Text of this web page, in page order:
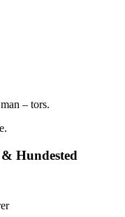
– tors.
Hundested